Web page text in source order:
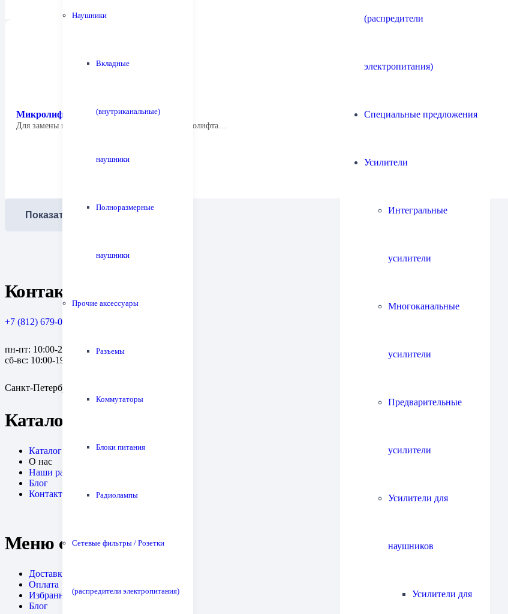
Наушники
Вкладные
(внутриканальные)
наушники
Полноразмерные
наушники
Прочие аксессуары
Разъемы
Коммутаторы
Блоки питания
Радиолампы
Сетевые фильтры / Розетки
(распредители электропитания)
(распредители
электропитания)
Специальные предложения
Усилители
Интегральные
усилители
Многоканальные
усилители
Предварительные
усилители
Усилители для
наушников
Усилители для
Микролифт Tonar 4498 Arm Lifter
Для замены изношенного или сломанного микролифта…
Показать еще
Контакты
+7 (812) 679-08-79
пн-пт: 10:00-20:00
сб-вс: 10:00-19:00
Санкт-Петербург, пр. Медиков, 10к1
Каталог
Каталог
О нас
Наши работы
Блог
Контакты
Меню сайта
Доставка
Оплата
Избранное
Блог